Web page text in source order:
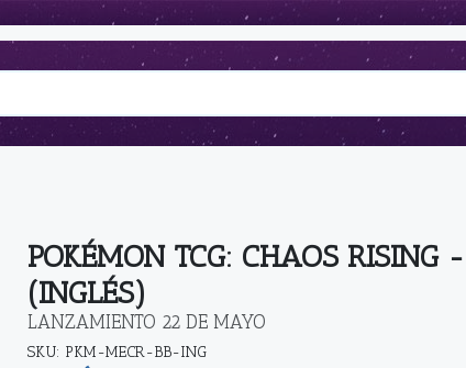
POKÉMON TCG: CHAOS RISING
(INGLÉS)
LANZAMIENTO 22 DE MAYO
SKU: PKM-MECR-BB-ING